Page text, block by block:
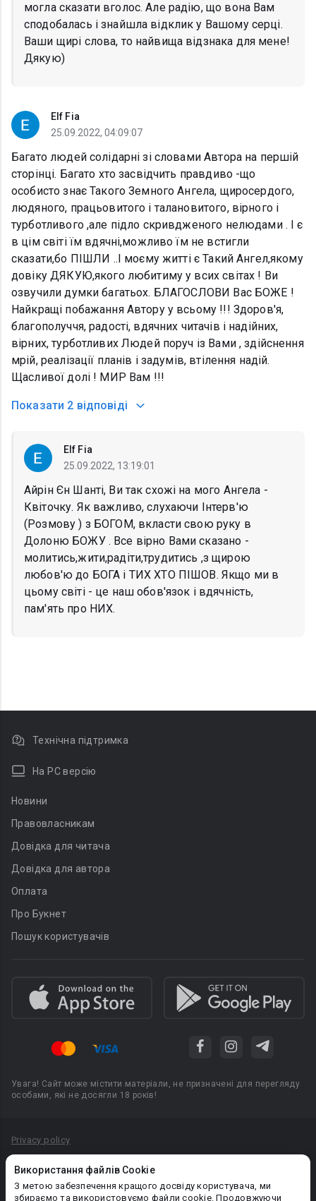
могла сказати вголос. Але радію, що вона Вам
сподобалась і знайшла відклик у Вашому серці.
Ваши щирі слова, то найвища відзнака для мене!
Дякую)
Elf Fia
25.09.2022, 04:09:07
Багато людей солідарні зі словами Автора на першій
сторінці. Багато хто засвідчить правдиво -що
особисто знає Такого Земного Ангела, щиросердого,
людяного, працьовитого і талановитого, вірного і
турботливого ,але підло скривдженого нелюдами . І є
в цім світі їм вдячні,можливо їм не встигли
сказати,бо ПІШЛИ ..І моєму житті є Такий Ангел,якому
довіку ДЯКУЮ,якого любитиму у всих світах ! Ви
озвучили думки багатьох. БЛАГОСЛОВИ Вас БОЖЕ !
Найкращі побажання Автору у всьому !!! Здоров'я,
благополуччя, радості, вдячних читачів і надійних,
вірних, турботливих Людей поруч із Вами , здійснення
мрій, реалізації планів і задумів, втілення надій.
Щасливої долі ! МИР Вам !!!
Показати 2 відповіді
Elf Fia
25.09.2022, 13:19:01
Айрін Єн Шанті, Ви так схожі на мого Ангела -
Квіточку. Як важливо, слухаючи Інтерв'ю
(Розмову ) з БОГОМ, вкласти свою руку в
Долоню БОЖУ . Все вірно Вами сказано -
молитись,жити,радіти,трудитись ,з щирою
любов'ю до БОГА і ТИХ ХТО ПІШОВ. Якщо ми в
цьому світі - це наш обов'язок і вдячність,
пам'ять про НИХ.
Використання файлів Cookie
З метою забезпечення кращого досвіду користувача, ми
збираємо та використовуємо файли cookie. Продовжуючи
Технічна підтримка
На PC версію
Новини
Правовласникам
Довідка для читача
Довідка для автора
Оплата
Про Букнет
Пошук користувачів
Увага! Сайт може містити матеріали, не призначені для перегляду
особами, які не досягли 18 років!
Privacy policy
Політика конфіденційності